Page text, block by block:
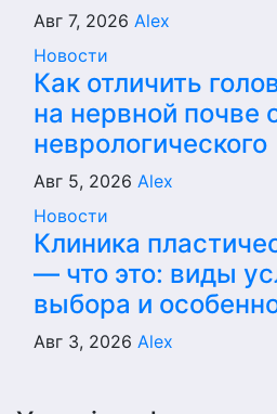
Авг 7, 2026 Alex
Новости
Как отличить
на нервной почве
неврологического
Авг 5, 2026 Alex
Новости
Клиника
— что это: виды
выбора и
Авг 3, 2026 Alex